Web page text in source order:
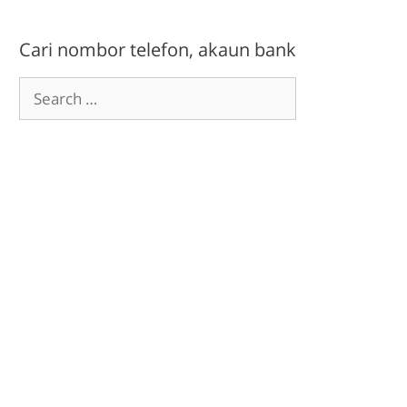
Cari nombor telefon, akaun bank
Search
for: